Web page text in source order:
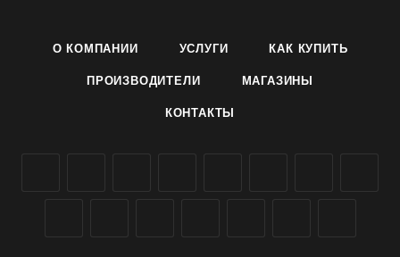
течение длительного времени, придает обуви
О КОМПАНИИ УСЛУГИ КАК КУПИТЬ
ПРОИЗВОДИТЕЛИ МАГАЗИНЫ
КОНТАКТЫ